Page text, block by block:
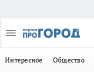
Интересное Общество